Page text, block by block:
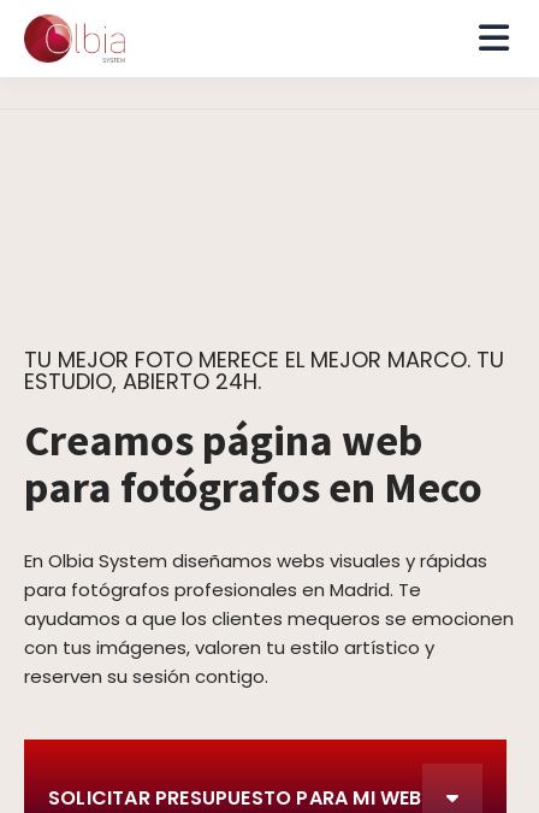
TU MEJOR FOTO MERECE EL MEJOR MARCO. TU
ESTUDIO, ABIERTO 24H.
Creamos página web
para fotógrafos en Meco
En Olbia System diseñamos webs visuales y rápidas
para fotógrafos profesionales en Madrid. Te
ayudamos a que los clientes mequeros se emocionen
con tus imágenes, valoren tu estilo artístico y
reserven su sesión contigo.
SOLICITAR PRESUPUESTO PARA MI WEB